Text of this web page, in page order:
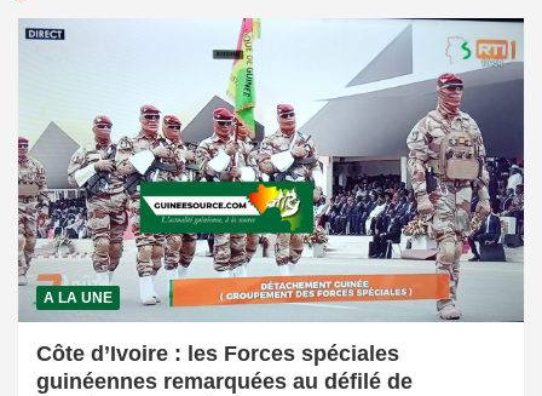
A LA UNE
Côte d’Ivoire : les Forces spéciales
guinéennes remarquées au défilé de